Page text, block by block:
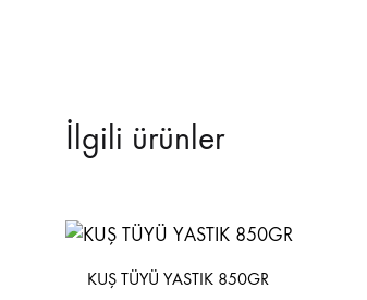
İlgili ürünler
KUŞ TÜYÜ YASTIK 850GR